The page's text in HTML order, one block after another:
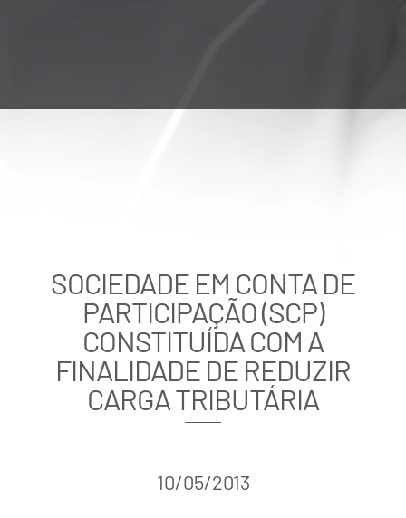
SOCIEDADE EM CONTA DE
PARTICIPAÇÃO (SCP)
CONSTITUÍDA COM A
FINALIDADE DE REDUZIR
CARGA TRIBUTÁRIA
10/05/2013